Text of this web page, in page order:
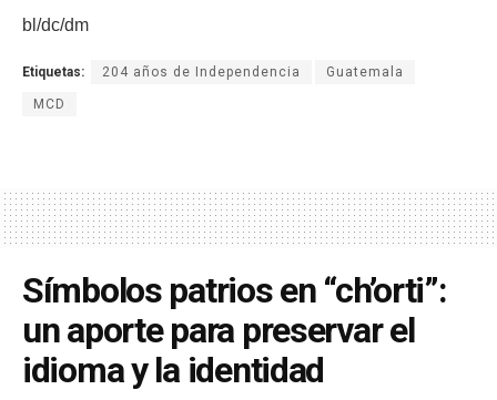
bl/dc/dm
Etiquetas: 204 años de Independencia Guatemala
MCD
Símbolos patrios en “ch’orti”:
un aporte para preservar el
idioma y la identidad